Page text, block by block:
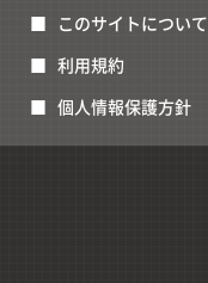
このサイトについて
利用規約
個人情報保護方針